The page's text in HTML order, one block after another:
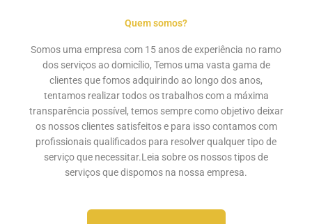
Quem somos?
Somos uma empresa com 15 anos de experiência no ramo
dos serviços ao domicílio, Temos uma vasta gama de
clientes que fomos adquirindo ao longo dos anos,
tentamos realizar todos os trabalhos com a máxima
transparência possível, temos sempre como objetivo deixar
os nossos clientes satisfeitos e para isso contamos com
profissionais qualificados para resolver qualquer tipo de
serviço que necessitar.Leia sobre os nossostipos de
serviçosque dispomos na nossa empresa.